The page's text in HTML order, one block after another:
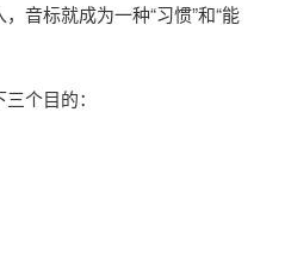
音标就成为一种“习惯”和“能
个目的：